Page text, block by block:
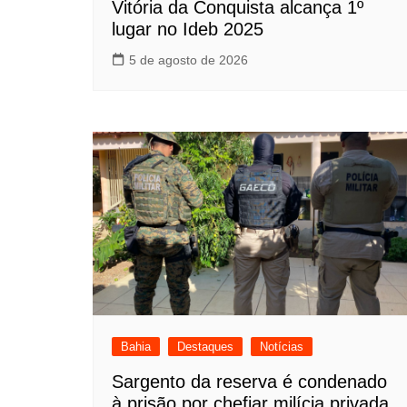
Vitória da Conquista alcança 1º
lugar no Ideb 2025
5 de agosto de 2026
Bahia Destaques Notícias
Sargento da reserva é condenado